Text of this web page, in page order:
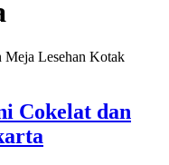
Cokelat dan